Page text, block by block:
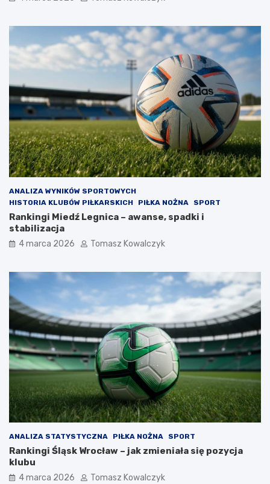
ANALIZA WYNIKÓW SPORTOWYCH
HISTORIA KLUBÓW PIŁKARSKICH
PIŁKA NOŻNA SPORT
Rankingi Miedź Legnica – awanse, spadki i
stabilizacja
4 marca 2026 Tomasz Kowalczyk
ANALIZA STATYSTYCZNA PIŁKA NOŻNA SPORT
Rankingi Śląsk Wrocław – jak zmieniała się pozycja
klubu
4 marca 2026 Tomasz Kowalczyk